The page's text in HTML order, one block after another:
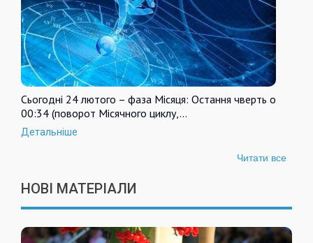
Сьогодні 24 лютого – фаза Місяця: Остання чверть о
00:34 (поворот Місячного циклу,…
Детальніше
Читати все
НОВІ МАТЕРІАЛИ